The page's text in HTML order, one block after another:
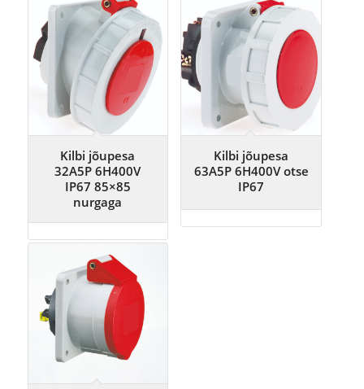
Kilbi jõupesa
32A5P 6H400V
IP67 85×85
nurgaga
Kilbi jõupesa
63A5P 6H400V otse
IP67